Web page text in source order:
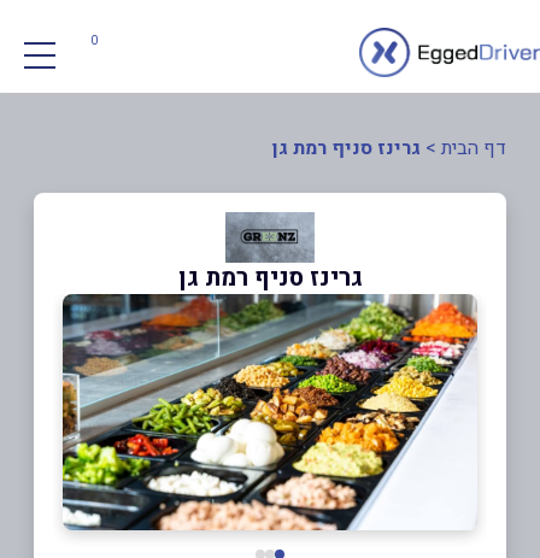
0
דף הבית > גרינז סניף רמת גן
גרינז סניף רמת גן